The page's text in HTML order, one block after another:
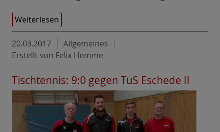
Weiterlesen
20.03.2017
Allgemeines
Erstellt von Felix Hemme
Tischtennis: 9:0 gegen TuS Eschede II